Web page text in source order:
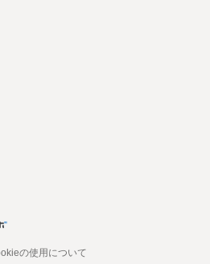
の使用について